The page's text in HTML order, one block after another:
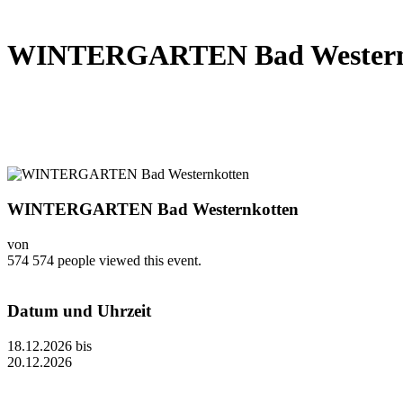
WINTERGARTEN Bad
WINTERGARTEN Bad Westernkotten
von
574 574 people viewed this event.
Datum und Uhrzeit
18.12.2026 bis
20.12.2026